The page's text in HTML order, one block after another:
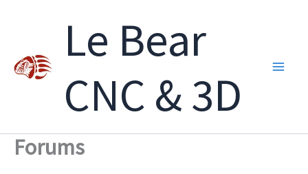
Le Bear
CNC & 3D
Forums